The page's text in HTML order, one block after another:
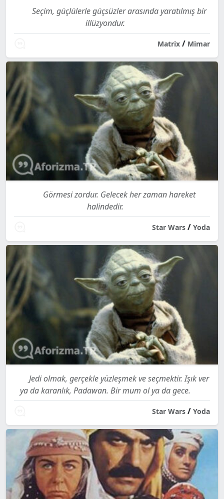
Seçim, güçlülerle güçsüzler arasında yaratılmış bir
illüzyondur.
Matrix / Mimar
Görmesi zordur. Gelecek her zaman hareket
halindedir.
Star Wars / Yoda
Jedi olmak, gerçekle yüzleşmek ve seçmektir. Işık ver
ya da karanlık, Padawan. Bir mum ol ya da gece.
Star Wars / Yoda